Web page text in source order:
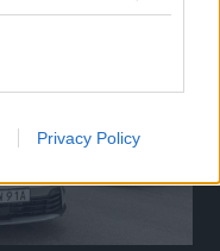
in below Google
Privacy Policy